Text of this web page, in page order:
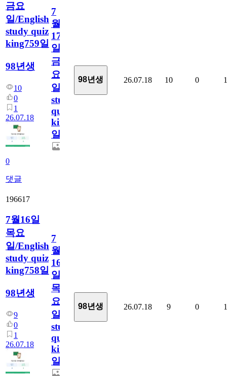
금요
일/English
study quiz
king759일
98년생
10
0
1
26.07.18
0
댓글
7
월
17
일
금
요
일/English
study
quiz
king759
일
98년생 26.07.18 10 0 1
196617
7월16일
목요
일/English
study quiz
king758일
98년생
9
0
1
26.07.18
7
월
16
일
목
요
일/English
study
quiz
king758
일
98년생 26.07.18 9 0 1